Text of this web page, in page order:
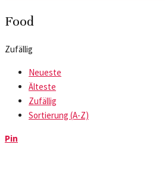
Food
Zufällig
Neueste
Älteste
Zufällig
Sortierung (A-Z)
Pin